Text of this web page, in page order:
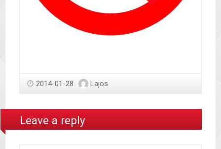
2014-01-28 Lajos
Leave a reply